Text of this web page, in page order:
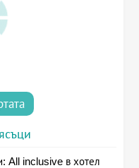
All inclusive в хотел